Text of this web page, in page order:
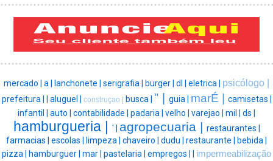
mercado | a | lanchonete | serigrafia | burger | dl | eletrica | psicólogo |
prefeitura | | aluguel | construçao | busca | " | guia | marÉ | camisetas |
infantil | auto | contabilidade | padaria | velho | varejao | mil | ds |
hamburgueria | ' | agropecuaria | restaurantes |
farmacias | escolas | limpeza | chaveiro | dudu | restaurante | bebida |
pizza | hamburguer | mar | pastelaria | empregos | | impermeabilização